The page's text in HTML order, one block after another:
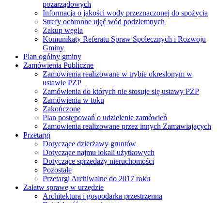
pozarządowych
Informacja o jakości wody przeznaczonej do spożycia
Strefy ochronne ujęć wód podziemnych
Zakup węgla
Komunikaty Referatu Spraw Spolecznych i Rozwoju
Gminy
Plan ogólny gminy
Zamówienia Publiczne
Zamówienia realizowane w trybie określonym w
ustawie PZP
Zamówienia do których nie stosuje się ustawy PZP
Zamówienia w toku
Zakończone
Plan postępowań o udzielenie zamówień
Zamowienia realizowane przez innych Zamawiających
Przetargi
Dotyczące dzierżawy gruntów
Dotyczące najmu lokali użytkowych
Dotyczące sprzedaży nieruchomości
Pozostałe
Przetargi Archiwalne do 2017 roku
Załatw sprawę w urzędzie
Architektura i gospodarka przestrzenna